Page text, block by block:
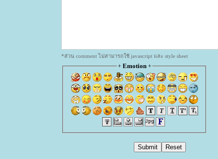
*ส่วน comment ไม่สามารถใช้ javascript และ style sheet
+ Emotion+